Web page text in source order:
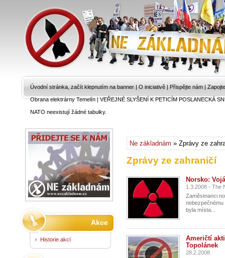
Úvodní stránka, začít klepnutím na banner | O iniciativě | Přispějte nám |
Obrana elektrárny Temelín|VEŘEJNÉ SLYŠENÍ K PETICÍM POSLANECKÁ
NATO neexistují žádné tabulky.
Ne základnám » Zprávy ze
Zprávy ze zahraničí
Norsko:
1.3.2008 - The
Zaměstnanci
byla místa...
Američtí
Topolánek
28.2.2008
Akce
Historie akcí